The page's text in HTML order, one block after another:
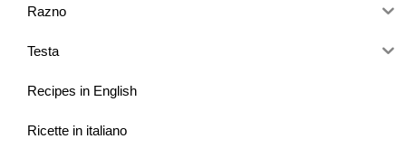
Razno
Testa
Recipes in English
Ricette in italiano